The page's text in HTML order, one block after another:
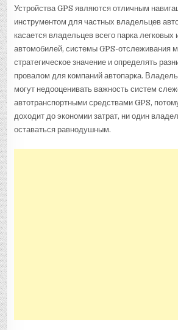
Устройства GPS являются отличным
инструментом для частных владельцев
касается владельцев всего парка легковых
автомобилей, системы GPS-отслеживания
стратегическое значение и определять
провалом для компаний автопарка.
могут недооценивать важность систем
автотранспортными средствами GPS,
доходит до экономии затрат, ни один
оставаться равнодушным.